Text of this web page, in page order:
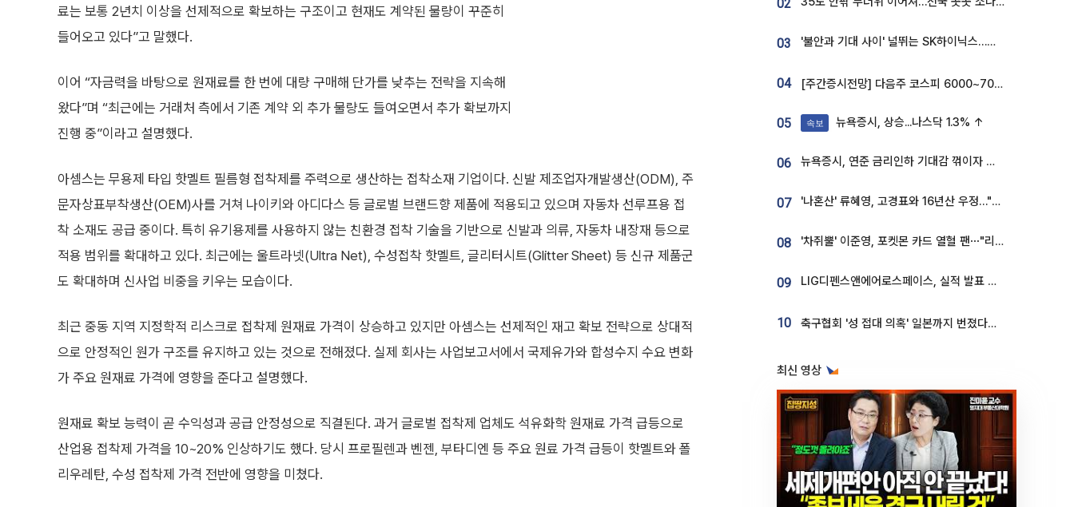
료는 보통 2년치 이상을 선제적으로 확보하는 구조이고 현재도 계약된 물량이 꾸준히
들어오고 있다”고 말했다.
이어 “자금력을 바탕으로 원재료를 한 번에 대량 구매해 단가를 낮추는 전략을 지속해
왔다”며 “최근에는 거래처 측에서 기존 계약 외 추가 물량도 들여오면서 추가 확보까지
진행 중”이라고 설명했다.
아셈스는 무용제 타입 핫멜트 필름형 접착제를 주력으로 생산하는 접착소재 기업이다. 신발 제조업자개발생산(ODM), 주
문자상표부착생산(OEM)사를 거쳐 나이키와 아디다스 등 글로벌 브랜드향 제품에 적용되고 있으며 자동차 선루프용 접
착 소재도 공급 중이다. 특히 유기용제를 사용하지 않는 친환경 접착 기술을 기반으로 신발과 의류, 자동차 내장재 등으로
적용 범위를 확대하고 있다. 최근에는 울트라넷(Ultra Net), 수성접착 핫멜트, 글리터시트(Glitter Sheet) 등 신규 제품군
도 확대하며 신사업 비중을 키우는 모습이다.
최근 중동 지역 지정학적 리스크로 접착제 원재료 가격이 상승하고 있지만 아셈스는 선제적인 재고 확보 전략으로 상대적
으로 안정적인 원가 구조를 유지하고 있는 것으로 전해졌다. 실제 회사는 사업보고서에서 국제유가와 합성수지 수요 변화
가 주요 원재료 가격에 영향을 준다고 설명했다.
원재료 확보 능력이 곧 수익성과 공급 안정성으로 직결된다. 과거 글로벌 접착제 업체도 석유화학 원재료 가격 급등으로
산업용 접착제 가격을 10~20% 인상하기도 했다. 당시 프로필렌과 벤젠, 부타디엔 등 주요 원료 가격 급등이 핫멜트와 폴
리우레탄, 수성 접착제 가격 전반에 영향을 미쳤다.
02
03 '불안과 기대 사이' 널뛰는 SK하이닉스…증권가 "HBM4·LTA 기반 펀터멘털 견고"
04 [주간증시전망] 다음주 코스피 6000~7000⋯“外人 수급은 정책이 변수”
05 속보 뉴욕증시, 상승...나스닥 1.3% ↑
06 뉴욕증시, 연준 금리인하 기대감 꺾이자 상승...S&P500 사상 최고치 [종합]
07 '나혼산' 류혜영, 고경표와 16년산 우정…"자취방서 부모님과 마주쳐"
08 '차쥐뿔' 이준영, 포켓몬 카드 열혈 팬⋯"리셀러 처단할 것"
09 LIG디펜스앤에어로스페이스, 실적 발표 후 급락→반등⋯증권가 “28년까지 튼튼”
10 축구협회 '성 접대 의혹' 일본까지 번졌다…日 심판 실명 공개
최신 영상